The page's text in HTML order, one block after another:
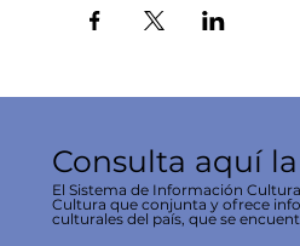
Consulta aquí
El Sistema de Información
Cultura que conjunta y ofrece
culturales del país, que se